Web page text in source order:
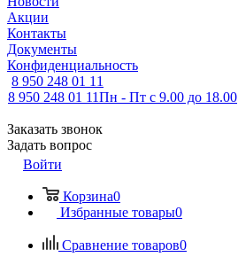
Акции
Контакты
Документы
Конфиденциальность
8 950 248 01 11
8 950 248 01 11Пн - Пт с 9.00 до 18.00
Заказать звонок
Задать вопрос
Войти
Корзина0
Избранные товары0
Сравнение товаров0